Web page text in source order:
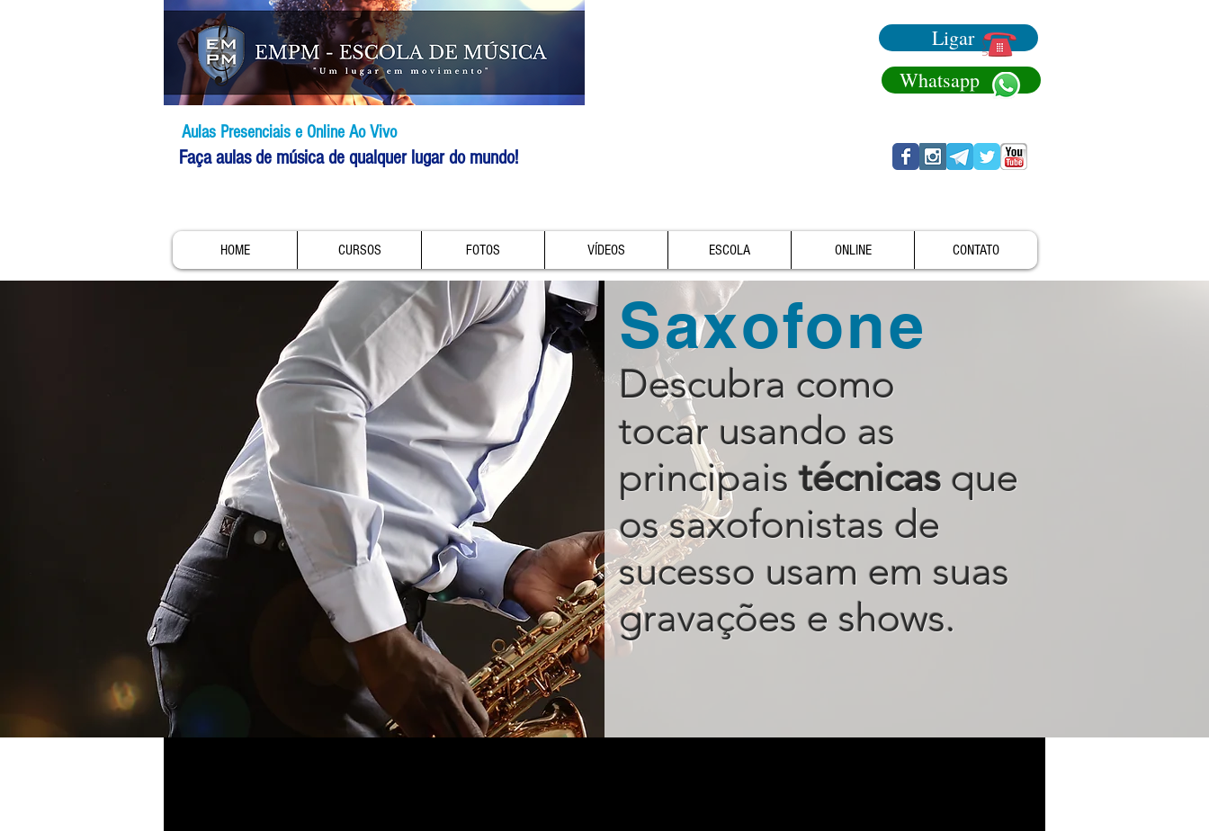
Ligar
Whatsapp
Aulas Presenciais e Online Ao Vivo
Faça aulas de música de qualquer lugar do mundo!
HOME CURSOS FOTOS VÍDEOS ESCOLA ONLINE CONTATO
Saxofone
Descubra como
tocar usando as
principaistécnicas que
os saxofonistas de
sucesso usam em suas
gravações e shows.